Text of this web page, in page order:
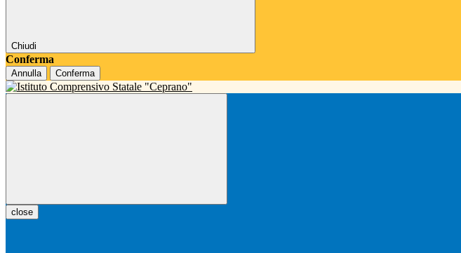
Chiudi
Conferma
Annulla Conferma
close